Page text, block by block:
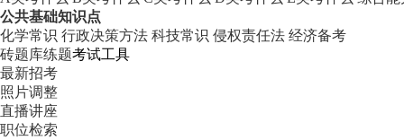
公共基础知识点
化学常识 行政决策方法 科技常识 侵权责任法 经济备考
砖题库练题考试工具
最新招考
照片调整
直播讲座
职位检索